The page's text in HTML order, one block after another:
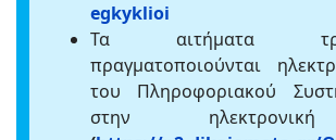
egkyklioi
Τα αιτήματα
πραγματοποιούνται
του Πληροφοριακού
στην ηλεκτρονική